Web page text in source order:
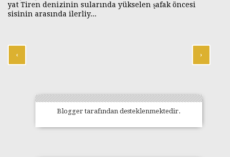
yat Tiren denizinin sularında yükselen şafak öncesi
sisinin arasında ilerliy...
‹ ›
Bloggertarafından desteklenmektedir.